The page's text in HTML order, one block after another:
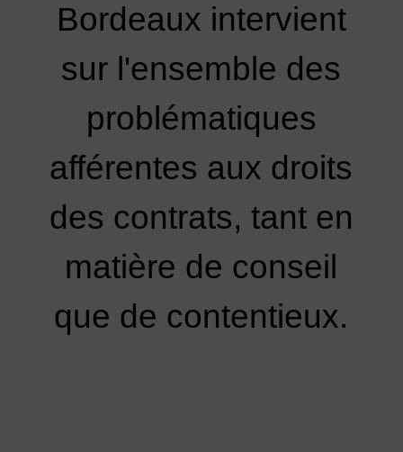
Bordeaux intervient
sur l'ensemble des
problématiques
afférentes aux droits
des contrats, tant en
matière de conseil
que de contentieux.